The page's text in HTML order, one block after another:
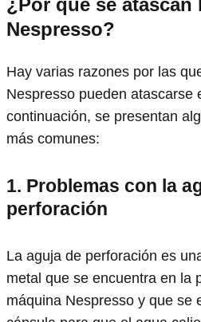
¿Por qué se atascan
Nespresso?
Hay varias razones por las
Nespresso pueden atascarse
continuación, se presentan
más comunes:
1. Problemas con la
perforación
La aguja de perforación es
metal que se encuentra en la
máquina Nespresso y que se